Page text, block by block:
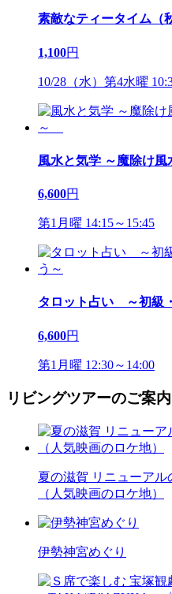
素敵なティータイム
1,100円
10/28（水）第4水曜
風水と気学 ～魔除け風
6,600円
第1月曜 14:15～15:45
タロット占い ～初級
6,600円
第1月曜 12:30～14:00
リビングツアーのご案内
夏の滋賀 リニューア
（人気映画のロケ地）
伊勢神宮めぐり